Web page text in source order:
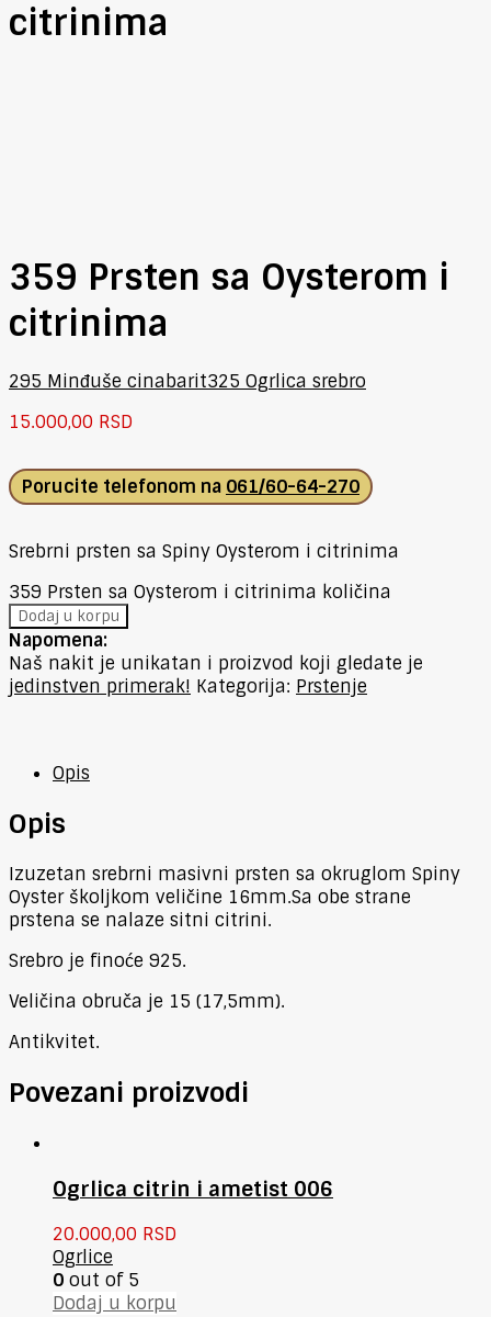
citrinima
359 Prsten sa Oysterom i
citrinima
295 Minđuše cinabarit325 Ogrlica srebro
15.000,00 RSD
Porucite telefonom na 061/60-64-270
Srebrni prsten sa Spiny Oysterom i citrinima
359 Prsten sa Oysterom i citrinima količina
Dodaj u korpu
Napomena:
Naš nakit je unikatan i proizvod koji gledate je
jedinstven primerak! Kategorija: Prstenje
Opis
Opis
Izuzetan srebrni masivni prsten sa okruglom Spiny
Oyster školjkom veličine 16mm.Sa obe strane
prstena se nalaze sitni citrini.
Srebro je finoće 925.
Veličina obruča je 15 (17,5mm).
Antikvitet.
Povezani proizvodi
Ogrlica citrin i ametist 006
20.000,00 RSD
Ogrlice
0 out of 5
Dodaj u korpu